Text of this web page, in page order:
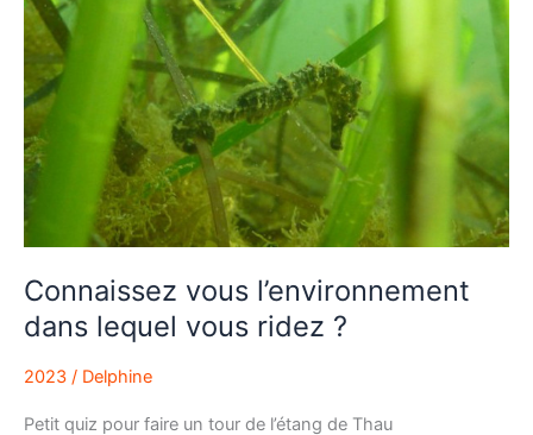
Connaissez vous l’environnement
dans lequel vous ridez ?
2023 / Delphine
Petit quiz pour faire un tour de l’étang de Thau
vous
l’environnement
dans
lequel
vous
ridez